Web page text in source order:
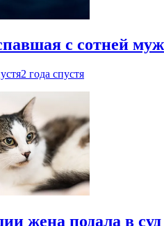
с сотней
2 года спустя
жена подала в